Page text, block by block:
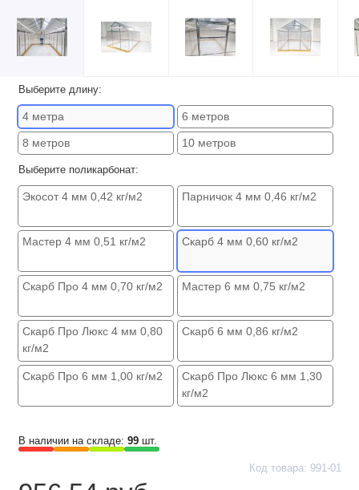
В наличии на складе: 99шт.
Код товара: 991-01
Выберите длину:
4 метра 6 метров
8 метров 10 метров
Выберите поликарбонат:
Экосот 4 мм 0,42 кг/м2 Парничок 4 мм 0,46 кг/м2
Мастер 4 мм 0,51 кг/м2 Скарб 4 мм 0,60 кг/м2
Скарб Про 4 мм 0,70 кг/м2 Мастер 6 мм 0,75 кг/м2
Скарб Про Люкс 4 мм 0,80
кг/м2
Скарб 6 мм 0,86 кг/м2
Скарб Про 6 мм 1,00 кг/м2
Скарб Про Люкс 6 мм 1,30
кг/м2